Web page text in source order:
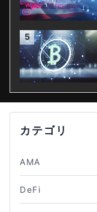
5
カテゴリ
AMA
DeFi